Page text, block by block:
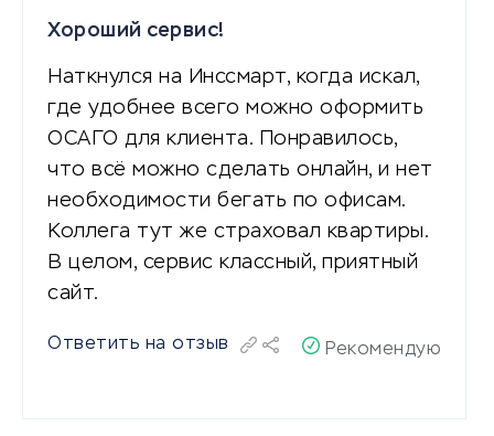
Хороший сервис!
Наткнулся на Инссмарт, когда искал,
где удобнее всего можно оформить
ОСАГО для клиента. Понравилось,
что всё можно сделать онлайн, и нет
необходимости бегать по офисам.
Коллега тут же страховал квартиры.
В целом, сервис классный, приятный
сайт.
Ответить на отзыв Рекомендую